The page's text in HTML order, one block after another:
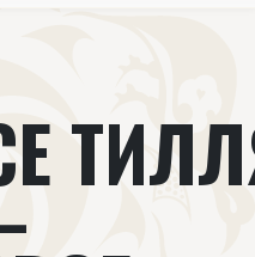
Всемирное общество